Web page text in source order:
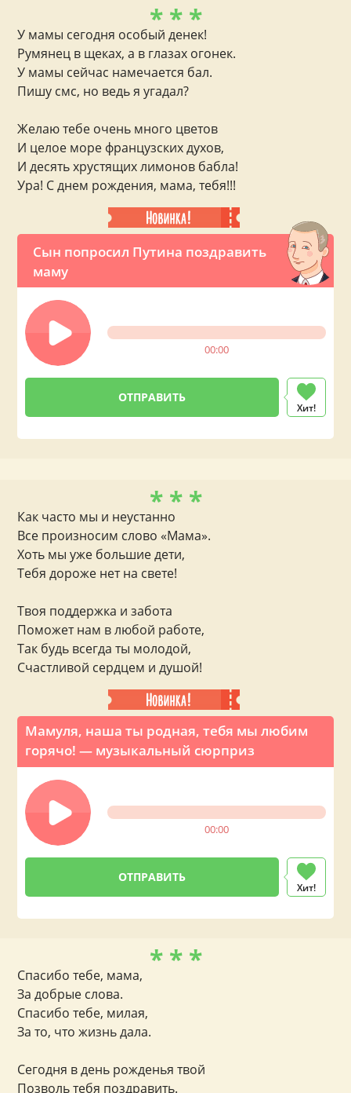
Сын попросил Путина поздравить
маму
00:00
Хит!
* * *
У мамы сегодня особый денек!
Румянец в щеках, а в глазах огонек.
У мамы сейчас намечается бал.
Пишу смс, но ведь я угадал?
Желаю тебе очень много цветов
И целое море французских духов,
И десять хрустящих лимонов бабла!
Ура! С днем рождения, мама, тебя!!!
Мамуля, наша ты родная, тебя мы любим
горячо! — музыкальный сюрприз
00:00
Хит!
* * *
Как часто мы и неустанно
Все произносим слово «Мама».
Хоть мы уже большие дети,
Тебя дороже нет на свете!
Твоя поддержка и забота
Поможет нам в любой работе,
Так будь всегда ты молодой,
Счастливой сердцем и душой!
* * *
Спасибо тебе, мама,
За добрые слова.
Спасибо тебе, милая,
За то, что жизнь дала.
Сегодня в день рожденья твой
Позволь тебя поздравить.